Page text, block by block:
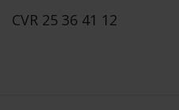
CVR 25 36 41 12